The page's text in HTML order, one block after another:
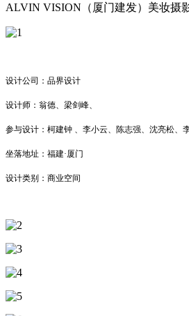
ALVIN VISION（厦门建发）美妆摄
设计公司：品界设计
设计师：翁德、梁剑峰、
参与设计：柯建钟 、李小云、陈志强、沈亮松、
坐落地址：福建·厦门
设计类别：商业空间